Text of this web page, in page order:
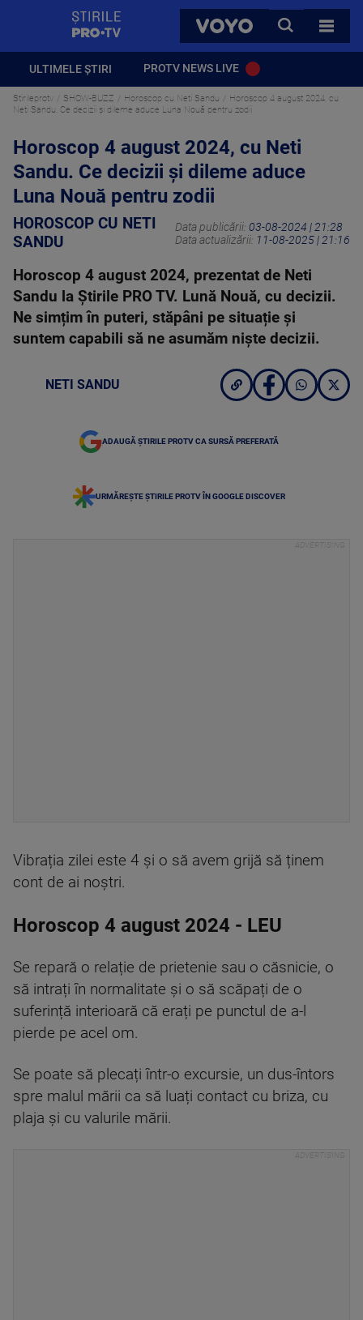
VOYO
CAUTA
TOATE
ULTIMELE ȘTIRI PROTV NEWS LIVE
Stirileprotv SHOW-BUZZ Horoscop cu Neti Sandu
Horoscop 4 august 2024, cu
Neti Sandu. Ce decizii și dileme aduce Luna Nouă pentru zodii
Horoscop 4 august 2024, cu Neti
Sandu. Ce decizii și dileme aduce
Luna Nouă pentru zodii
HOROSCOP CU NETI
SANDU
Data publicării: 03-08-2024 | 21:28
Data actualizării: 11-08-2025 | 21:16
Horoscop 4 august 2024, prezentat de Neti
Sandu la Știrile PRO TV. Lună Nouă, cu decizii.
Ne simțim în puteri, stăpâni pe situație și
suntem capabili să ne asumăm niște decizii.
NETI SANDU
ADAUGĂ ȘTIRILE PROTV CA SURSĂ PREFERATĂ
URMĂREȘTE ȘTIRILE PROTV ÎN GOOGLE DISCOVER
Vibrația zilei este 4 și o să avem grijă să ținem
cont de ai noștri.
Horoscop 4 august 2024 - LEU
Se repară o relație de prietenie sau o căsnicie, o
să intrați în normalitate și o să scăpați de o
suferință interioară că erați pe punctul de a-l
pierde pe acel om.
Se poate să plecați într-o excursie, un dus-întors
spre malul mării ca să luați contact cu briza, cu
plaja și cu valurile mării.